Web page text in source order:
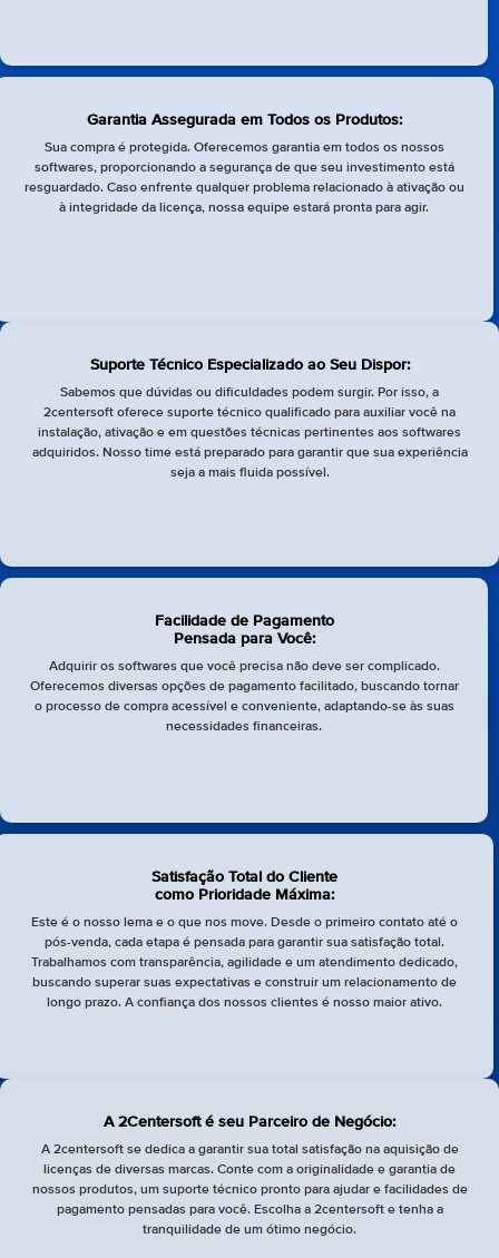
Garantia Assegurada em Todos os Produtos:
Sua compra é protegida. Oferecemos garantia em todos os nossos
softwares, proporcionando a segurança de que seu investimento está
resguardado. Caso enfrente qualquer problema relacionado à ativação ou
à integridade da licença, nossa equipe estará pronta para agir.
Suporte Técnico Especializado ao Seu Dispor:
Sabemos que dúvidas ou dificuldades podem surgir. Por isso, a
2centersoft oferece suporte técnico qualificado para auxiliar você na
instalação, ativação e em questões técnicas pertinentes aos softwares
adquiridos. Nosso time está preparado para garantir que sua experiência
seja a mais fluida possível.
Facilidade de Pagamento
Pensada para Você:
Adquirir os softwares que você precisa não deve ser complicado.
Oferecemos diversas opções de pagamento facilitado, buscando tornar
o processo de compra acessível e conveniente, adaptando-se às suas
necessidades financeiras.
Satisfação Total do Cliente
como Prioridade Máxima:
Este é o nosso lema e o que nos move. Desde o primeiro contato até o
pós-venda, cada etapa é pensada para garantir sua satisfação total.
Trabalhamos com transparência, agilidade e um atendimento dedicado,
buscando superar suas expectativas e construir um relacionamento de
longo prazo. A confiança dos nossos clientes é nosso maior ativo.
A 2Centersoft é seu Parceiro de Negócio:
A 2centersoft se dedica a garantir sua total satisfação na aquisição de
licenças de diversas marcas. Conte com a originalidade e garantia de
nossos produtos, um suporte técnico pronto para ajudar e facilidades de
pagamento pensadas para você. Escolha a 2centersoft e tenha a
tranquilidade de um ótimo negócio.